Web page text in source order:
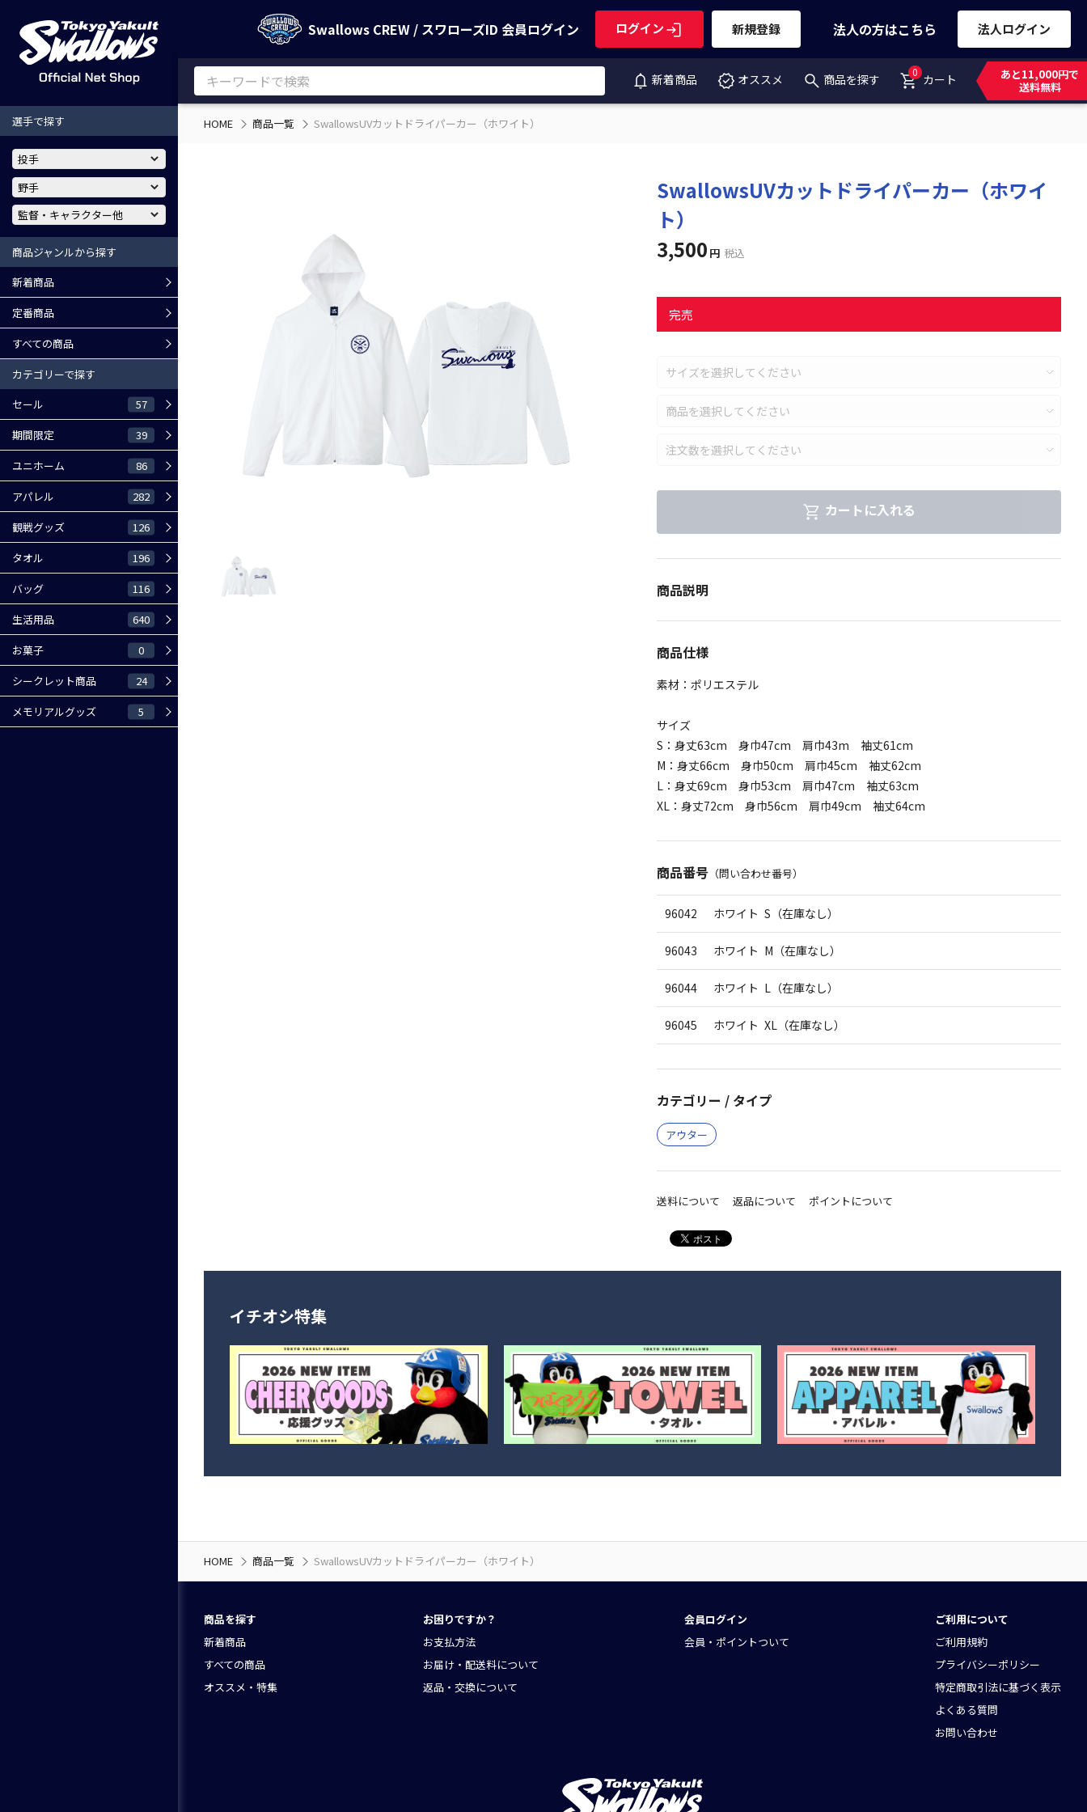
Swallows CREW / スワローズID 会員ログイン ログイン 新規登録 法人の方はこちら 法人ログイン
新着商品 オススメ 商品を探す 0 カート
あと11,000円で
送料無料
選手で探す
商品ジャンルから探す
新着商品
定番商品
すべての商品
カテゴリーで探す
セール
57
期間限定 39
ユニホーム 86
アパレル 282
観戦グッズ 126
タオル 196
バッグ 116
生活用品 640
お菓子 0
シークレット商品 24
メモリアルグッズ 5
HOME 商品一覧 SwallowsUVカットドライパーカー（ホワイト）
SwallowsUVカットドライパーカー（ホワイ
ト）
3,500 円 税込
完売
カートに入れる
商品説明
商品仕様
素材：ポリエステル
サイズ
S：身丈63cm 身巾47cm 肩巾43m 袖丈61cm
M：身丈66cm 身巾50cm 肩巾45cm 袖丈62cm
L：身丈69cm 身巾53cm 肩巾47cm 袖丈63cm
XL：身丈72cm 身巾56cm 肩巾49cm 袖丈64cm
商品番号 （問い合わせ番号）
96042 ホワイト S（在庫なし）
96043 ホワイト M（在庫なし）
96044 ホワイト L（在庫なし）
96045 ホワイト XL（在庫なし）
カテゴリー / タイプ
アウター
送料について 返品について ポイントについて
イチオシ特集
HOME 商品一覧 SwallowsUVカットドライパーカー（ホワイト）
商品を探す
新着商品
すべての商品
オススメ・特集
お困りですか？
お支払方法
お届け・配送料について
返品・交換について
会員ログイン
会員・ポイントついて
ご利用について
ご利用規約
プライバシーポリシー
特定商取引法に基づく表示
よくある質問
お問い合わせ